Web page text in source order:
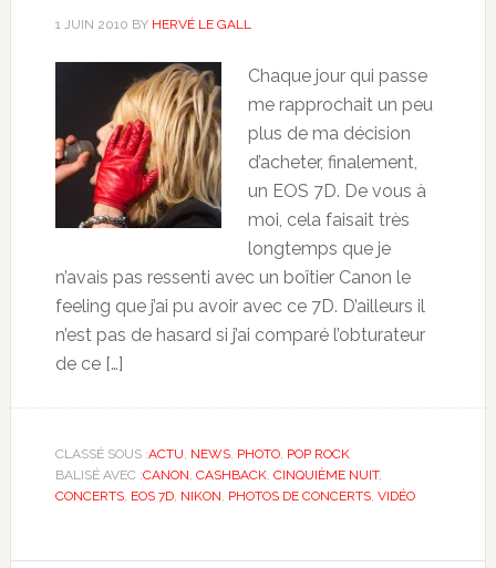
1 JUIN 2010 BY HERVÉ LE GALL
Chaque jour qui passe
me rapprochait un peu
plus de ma décision
d’acheter, finalement,
un EOS 7D. De vous à
moi, cela faisait très
longtemps que je
n’avais pas ressenti avec un boîtier Canon le
feeling que j’ai pu avoir avec ce 7D. D’ailleurs il
n’est pas de hasard si j’ai comparé l’obturateur
de ce […]
CLASSÉ SOUS :ACTU NEWS, PHOTO, POP ROCK
BALISÉ AVEC :CANON CASHBACK, CINQUIÈME NUIT,
CONCERTS, EOS 7D, NIKON PHOTOS DE CONCERTS, VIDÉO